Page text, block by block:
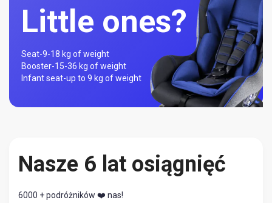
Little ones?
Seat-9-18 kg of weight
Booster-15-36 kg of weight
Infant seat-up to 9 kg of weight
Nasze 6 lat osiągnięć
6000 + podróżników ❤️ nas!